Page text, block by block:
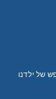
של ילדנו